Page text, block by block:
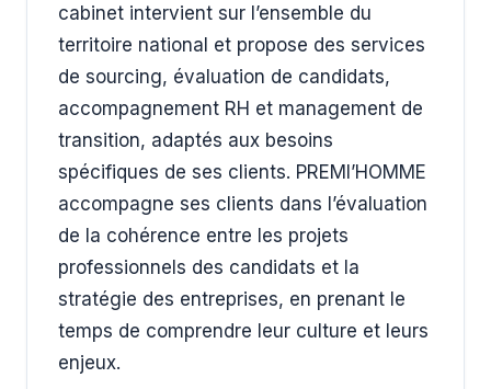
cabinet intervient sur l’ensemble du
territoire national et propose des services
de sourcing, évaluation de candidats,
accompagnement RH et management de
transition, adaptés aux besoins
spécifiques de ses clients. PREMI’HOMME
accompagne ses clients dans l’évaluation
de la cohérence entre les projets
professionnels des candidats et la
stratégie des entreprises, en prenant le
temps de comprendre leur culture et leurs
enjeux.